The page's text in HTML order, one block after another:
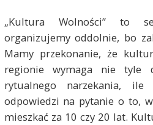
„Kultura Wolności” to
organizujemy oddolnie, bo
Mamy przekonanie, że
regionie wymaga nie tyle
rytualnego narzekania,
odpowiedzi na pytanie o to,
mieszkać za 10 czy 20 lat.